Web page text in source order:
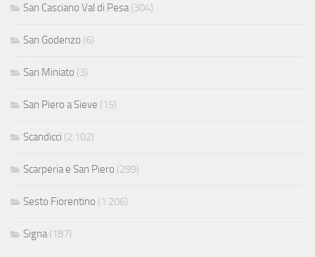
San Casciano Val di Pesa(304)
San Godenzo (6)
San Miniato (3)
San Piero a Sieve (15)
Scandicci (2.102)
Scarperia e San Piero (299)
Sesto Fiorentino (1.206)
Signa(187)